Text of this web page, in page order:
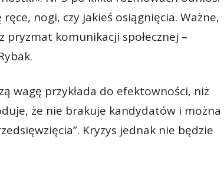
nogi, czy jakieś osiągnięcia. Ważne,
pryzmat komunikacji społecznej –
wagę przykłada do efektowności, niż
że nie brakuje kandydatów i można
Kryzys jednak nie będzie